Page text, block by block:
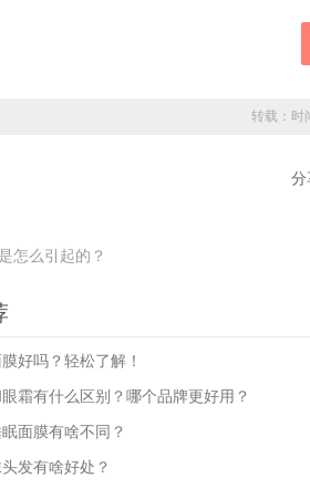
转载： 时
分
怎么引起的？
好吗？轻松了解！
霜有什么区别？哪个品牌更好用？
面膜有啥不同？
发有啥好处？